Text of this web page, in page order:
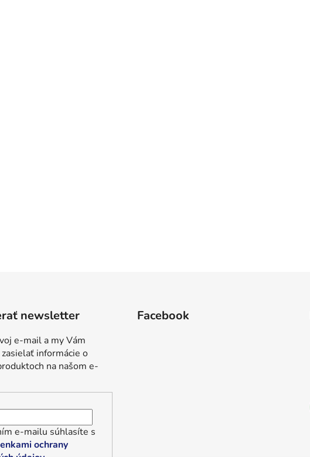
newsletter
e-mail a my Vám
informácie o
na našom e-
e-mailu súhlasíte s
ochrany
Facebook